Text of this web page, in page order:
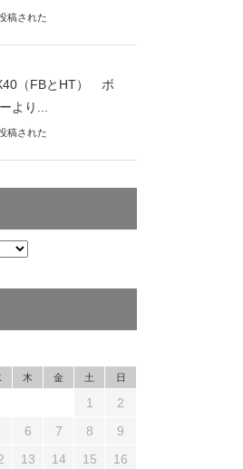
稿された
（FBとHT） ボ
より...
稿された
木 金 土 日
1
2
6 7 8
9
13 14 15 16